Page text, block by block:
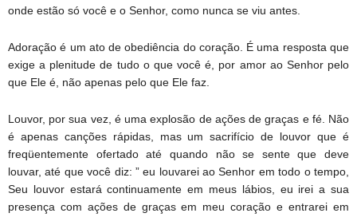
onde estão só você e o Senhor, como nunca se viu antes.
Adoração é um ato de obediência do coração. É uma resposta que
exige a plenitude de tudo o que você é, por amor ao Senhor pelo
que Ele é, não apenas pelo que Ele faz.
Louvor, por sua vez, é uma explosão de ações de graças e fé. Não
é apenas canções rápidas, mas um sacrifício de louvor que é
freqüentemente ofertado até quando não se sente que deve
louvar, até que você diz: ” eu louvarei ao Senhor em todo o tempo,
Seu louvor estará continuamente em meus lábios, eu irei a sua
presença com ações de graças em meu coração e entrarei em